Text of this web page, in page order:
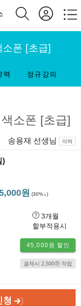
폰 [초급]
력 정규강의
소폰 [초급]
송용재 선생님 약력
)
원 (30% )
3개월
할부적용시
45,000원 할인
결제시 2,500ⓟ 적립
청